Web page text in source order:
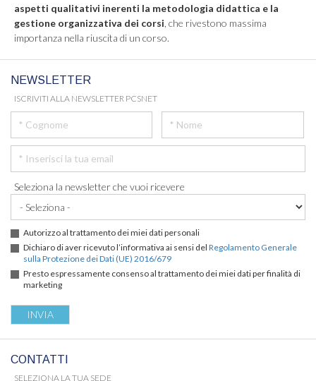
aspetti qualitativi inerenti la metodologia didattica e la
gestione organizzativa dei corsi , che rivestono massima
importanza nella riuscita di un corso.
NEWSLETTER
ISCRIVITI ALLA NEWSLETTER PCSNET
Seleziona la newsletter che vuoi ricevere
Autorizzo al trattamento dei miei dati personali
Dichiaro di aver ricevuto l’informativa ai sensi del Regolamento Generale
sulla Protezione dei Dati (UE) 2016/679
Presto espressamente consenso al trattamento dei miei dati per finalità di
marketing
CONTATTI
SELEZIONA LA TUA SEDE